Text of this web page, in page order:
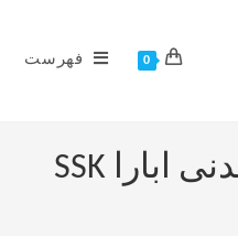
0 فهرست
پمپ لجن کش چدنی ابارا SSK